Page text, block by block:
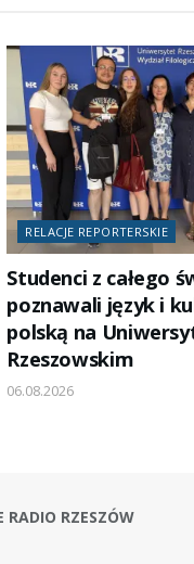
RELACJE REPORTERSKIE
Studenci z całego
poznawali język i
polską na
Rzeszowskim
06.08.2026
RADIO RZESZÓW